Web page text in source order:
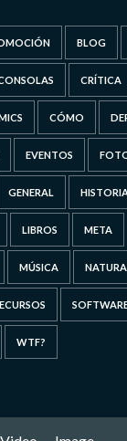
BLOG
CRÍTICA
CÓMO
EVENTOS
GENERAL
LIBROS META
MÚSICA
WTF?